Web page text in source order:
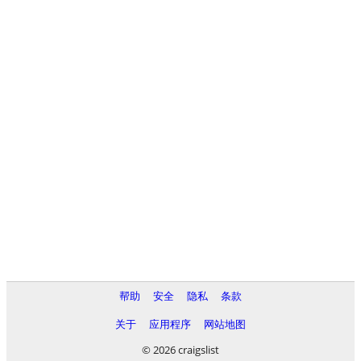
帮助 安全 隐私
条款
关于
应用程序
网站地图
© 2026 craigslist